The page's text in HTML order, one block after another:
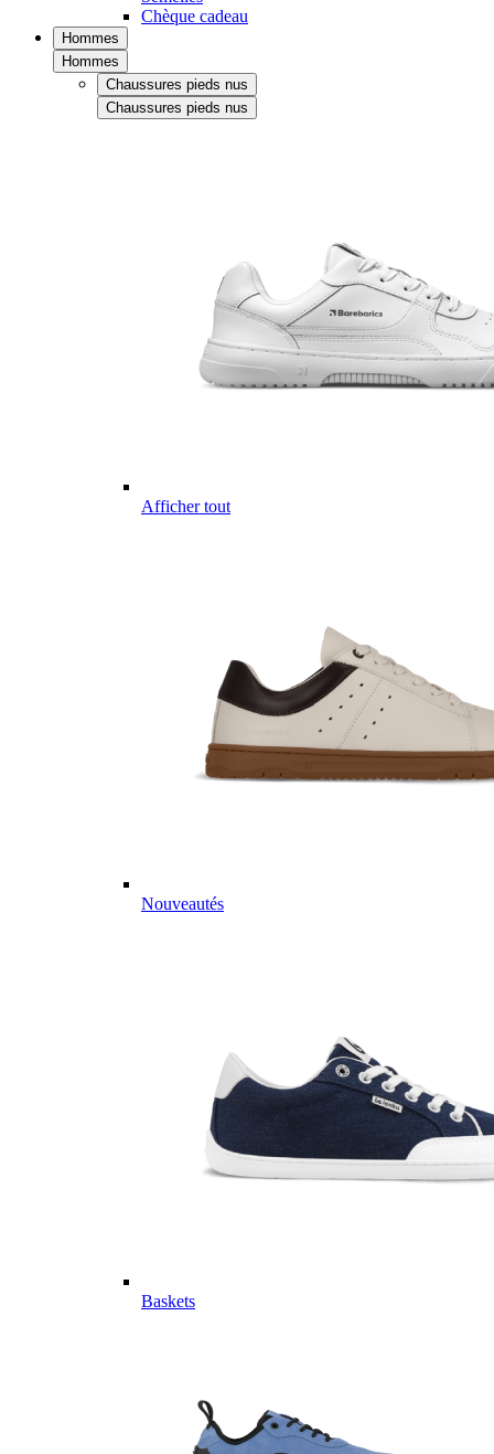
Chèque cadeau
Hommes
Hommes
Chaussures pieds nus
Chaussures pieds nus
Afficher tout
Nouveautés
Baskets